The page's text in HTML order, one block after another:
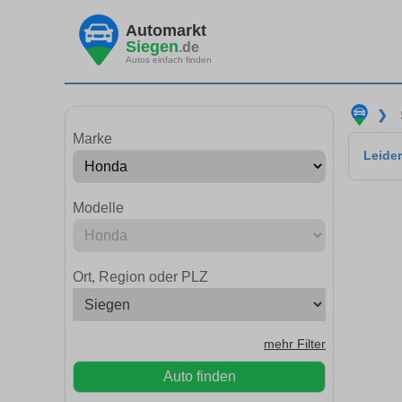
Automarkt
Siegen.de
Autos einfach finden
Marke
Modelle
Ort, Region oder PLZ
mehr Filter
Auto finden
❯